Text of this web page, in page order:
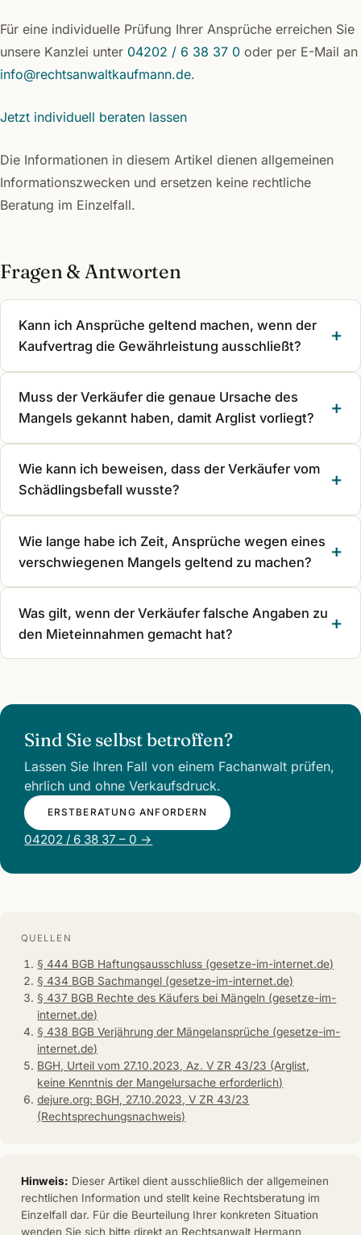
Für eine individuelle Prüfung Ihrer Ansprüche erreichen Sie
unsere Kanzlei unter 04202 / 6 38 37 0 oder per E-Mail an
info@rechtsanwaltkaufmann.de.
Jetzt individuell beraten lassen
Die Informationen in diesem Artikel dienen allgemeinen
Informationszwecken und ersetzen keine rechtliche
Beratung im Einzelfall.
Fragen & Antworten
Kann ich Ansprüche geltend machen, wenn der
Kaufvertrag die Gewährleistung ausschließt?
Muss der Verkäufer die genaue Ursache des
Mangels gekannt haben, damit Arglist vorliegt?
Wie kann ich beweisen, dass der Verkäufer vom
Schädlingsbefall wusste?
Wie lange habe ich Zeit, Ansprüche wegen eines
verschwiegenen Mangels geltend zu machen?
Was gilt, wenn der Verkäufer falsche Angaben zu
den Mieteinnahmen gemacht hat?
Sind Sie selbst betroffen?
Lassen Sie Ihren Fall von einem Fachanwalt prüfen,
ehrlich und ohne Verkaufsdruck.
ERSTBERATUNG ANFORDERN
04202 / 6 38 37 – 0 →
QUELLEN
§ 444 BGB Haftungsausschluss (gesetze-im-internet.de)
§ 434 BGB Sachmangel (gesetze-im-internet.de)
§ 437 BGB Rechte des Käufers bei Mängeln (gesetze-im-
internet.de)
§ 438 BGB Verjährung der Mängelansprüche (gesetze-im-
internet.de)
BGH, Urteil vom 27.10.2023, Az. V ZR 43/23 (Arglist,
keine Kenntnis der Mangelursache erforderlich)
dejure.org: BGH, 27.10.2023, V ZR 43/23
(Rechtsprechungsnachweis)
Hinweis: Dieser Artikel dient ausschließlich der allgemeinen
rechtlichen Information und stellt keine Rechtsberatung im
Einzelfall dar. Für die Beurteilung Ihrer konkreten Situation
wenden Sie sich bitte direkt an Rechtsanwalt Hermann